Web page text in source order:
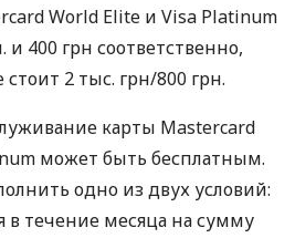
World Elite и Visa Platinum
и 400 грн соответственно,
2 тыс. грн/800 грн.
карты Mastercard
может быть бесплатным.
одно из двух условий:
в течение месяца на сумму